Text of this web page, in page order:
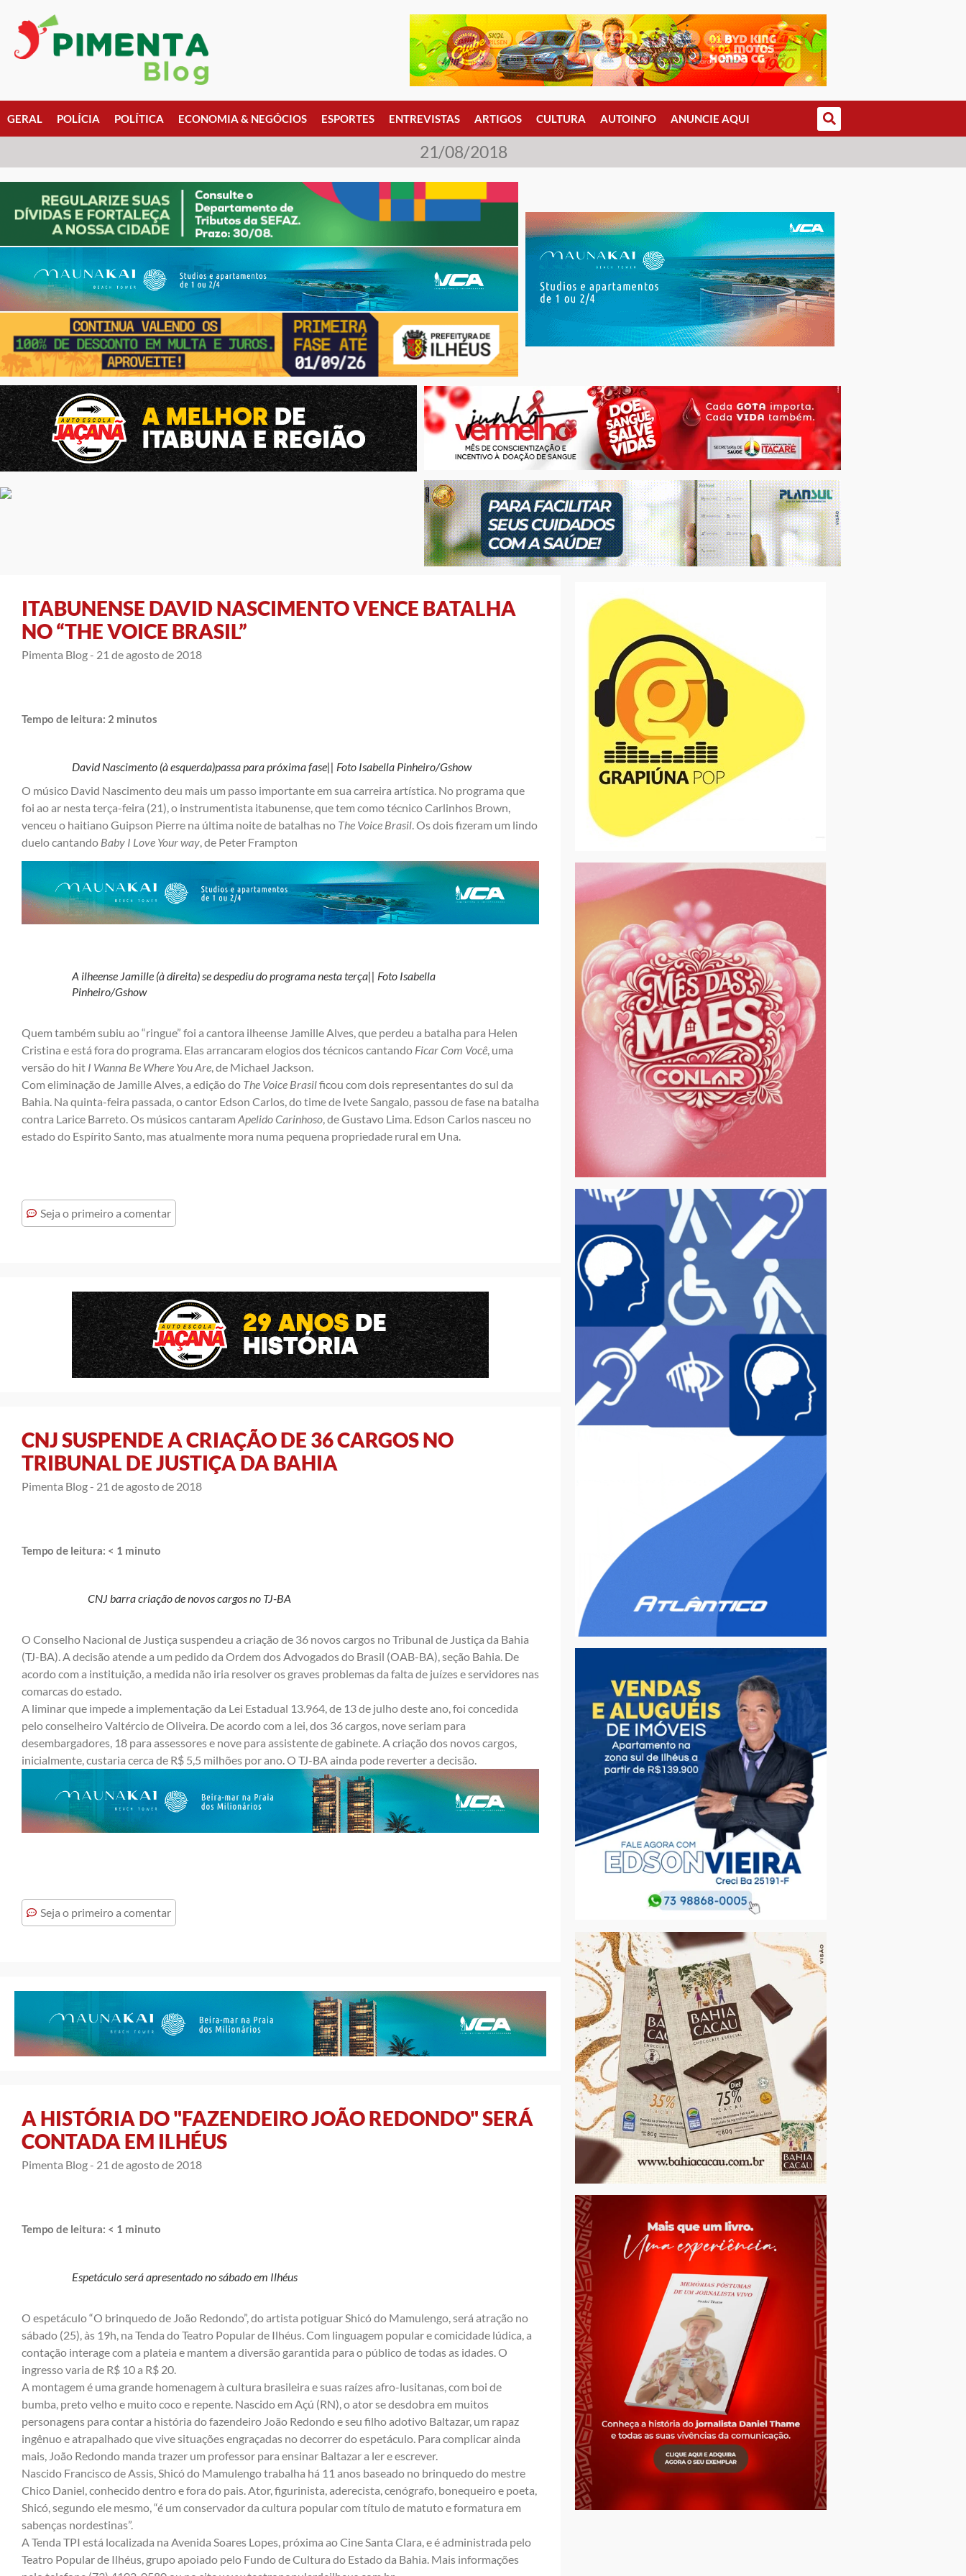
GERAL POLÍCIA POLÍTICA ECONOMIA & NEGÓCIOS ESPORTES ENTREVISTAS ARTIGOS CULTURA AUTOINFO ANUNCIE AQUI
21/08/2018
ITABUNENSE DAVID NASCIMENTO VENCE BATALHA
NO “THE VOICE BRASIL”
Pimenta Blog - 21 de agosto de 2018
Tempo de leitura: 2 minutos
David Nascimento (à esquerda)passa para próxima fase|| Foto Isabella Pinheiro/Gshow
O músico David Nascimento deu mais um passo importante em sua carreira artística. No programa que
foi ao ar nesta terça-feira (21), o instrumentista itabunense, que tem como técnico Carlinhos Brown,
venceu o haitiano Guipson Pierre na última noite de batalhas no The Voice Brasil . Os dois fizeram um lindo
duelo cantando Baby I Love Your way , de Peter Frampton
A ilheense Jamille (à direita) se despediu do programa nesta terça|| Foto Isabella
Pinheiro/Gshow
Quem também subiu ao “ringue” foi a cantora ilheense Jamille Alves, que perdeu a batalha para Helen
Cristina e está fora do programa. Elas arrancaram elogios dos técnicos cantando Ficar Com Você, uma
versão do hit I Wanna Be Where You Are, de Michael Jackson.
Com eliminação de Jamille Alves, a edição do The Voice Brasilficou com dois representantes do sul da
Bahia. Na quinta-feira passada, o cantor Edson Carlos, do time de Ivete Sangalo, passou de fase na batalha
contra Larice Barreto. Os músicos cantaram Apelido Carinhoso, de Gustavo Lima. Edson Carlos nasceu no
estado do Espírito Santo, mas atualmente mora numa pequena propriedade rural em Una.
Seja o primeiro a comentar
CNJ SUSPENDE A CRIAÇÃO DE 36 CARGOS NO
TRIBUNAL DE JUSTIÇA DA BAHIA
Pimenta Blog - 21 de agosto de 2018
Tempo de leitura: < 1 minuto
CNJ barra criação de novos cargos no TJ-BA
O Conselho Nacional de Justiça suspendeu a criação de 36 novos cargos no Tribunal de Justiça da Bahia
(TJ-BA). A decisão atende a um pedido da Ordem dos Advogados do Brasil (OAB-BA), seção Bahia. De
acordo com a instituição, a medida não iria resolver os graves problemas da falta de juízes e servidores nas
comarcas do estado.
A liminar que impede a implementação da Lei Estadual 13.964, de 13 de julho deste ano, foi concedida
pelo conselheiro Valtércio de Oliveira. De acordo com a lei, dos 36 cargos, nove seriam para
desembargadores, 18 para assessores e nove para assistente de gabinete. A criação dos novos cargos,
inicialmente, custaria cerca de R$ 5,5 milhões por ano. O TJ-BA ainda pode reverter a decisão.
Seja o primeiro a comentar
A HISTÓRIA DO "FAZENDEIRO JOÃO REDONDO" SERÁ
CONTADA EM ILHÉUS
Pimenta Blog - 21 de agosto de 2018
Tempo de leitura: < 1 minuto
Espetáculo será apresentado no sábado em Ilhéus
O espetáculo “O brinquedo de João Redondo”, do artista potiguar Shicó do Mamulengo, será atração no
sábado (25), às 19h, na Tenda do Teatro Popular de Ilhéus. Com linguagem popular e comicidade lúdica, a
contação interage com a plateia e mantem a diversão garantida para o público de todas as idades. O
ingresso varia de R$ 10 a R$ 20.
A montagem é uma grande homenagem à cultura brasileira e suas raízes afro-lusitanas, com boi de
bumba, preto velho e muito coco e repente. Nascido em Açú (RN), o ator se desdobra em muitos
personagens para contar a história do fazendeiro João Redondo e seu filho adotivo Baltazar, um rapaz
ingênuo e atrapalhado que vive situações engraçadas no decorrer do espetáculo. Para complicar ainda
mais, João Redondo manda trazer um professor para ensinar Baltazar a ler e escrever.
Nascido Francisco de Assis, Shicó do Mamulengo trabalha há 11 anos baseado no brinquedo do mestre
Chico Daniel, conhecido dentro e fora do pais. Ator, figurinista, aderecista, cenógrafo, bonequeiro e poeta,
Shicó, segundo ele mesmo, “é um conservador da cultura popular com título de matuto e formatura em
sabenças nordestinas”.
A Tenda TPI está localizada na Avenida Soares Lopes, próxima ao Cine Santa Clara, e é administrada pelo
Teatro Popular de Ilhéus, grupo apoiado pelo Fundo de Cultura do Estado da Bahia. Mais informações